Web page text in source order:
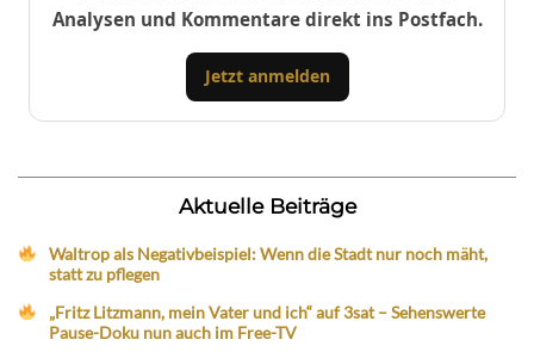
Analysen und Kommentare direkt ins Postfach.
Jetzt anmelden
Aktuelle Beiträge
Waltrop als Negativbeispiel: Wenn die Stadt nur noch mäht,
statt zu pflegen
„Fritz Litzmann, mein Vater und ich“ auf 3sat – Sehenswerte
Pause-Doku nun auch im Free-TV